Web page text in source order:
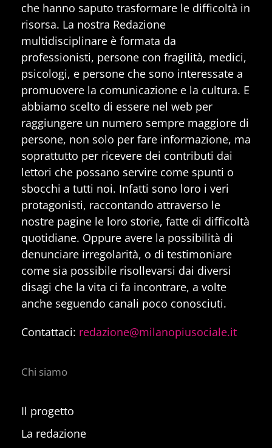
che hanno saputo trasformare le difficoltà in
risorsa. La nostra Redazione
multidisciplinare è formata da
professionisti, persone con fragilità, medici,
psicologi, e persone che sono interessate a
promuovere la comunicazione e la cultura. E
abbiamo scelto di essere nel web per
raggiungere un numero sempre maggiore di
persone, non solo per fare informazione, ma
soprattutto per ricevere dei contributi dai
lettori che possano servire come spunti o
sbocchi a tutti noi. Infatti sono loro i veri
protagonisti, raccontando attraverso le
nostre pagine le loro storie, fatte di difficoltà
quotidiane. Oppure avere la possibilità di
denunciare irregolarità, o di testimoniare
come sia possibile risollevarsi dai diversi
disagi che la vita ci fa incontrare, a volte
anche seguendo canali poco conosciuti.
Contattaci: redazione@milanopiusociale.it
Chi siamo
Il progetto
La redazione